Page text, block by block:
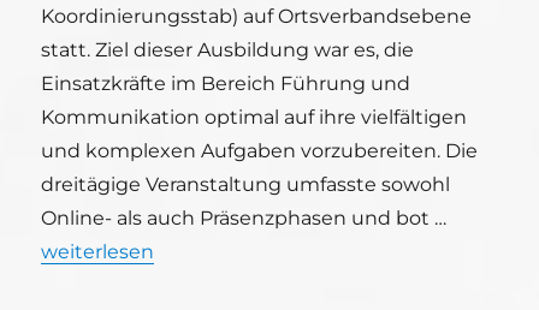
Koordinierungsstab) auf Ortsverbandsebene
statt. Ziel dieser Ausbildung war es, die
Einsatzkräfte im Bereich Führung und
Kommunikation optimal auf ihre vielfältigen
und komplexen Aufgaben vorzubereiten. Die
dreitägige Veranstaltung umfasste sowohl
Online- als auch Präsenzphasen und bot …
„Bereichsausbildung Leitungs- und
weiterlesen